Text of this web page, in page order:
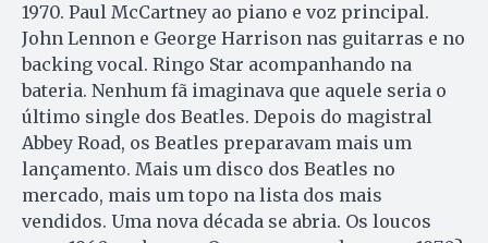
1970. Paul McCartney ao piano e voz principal.
John Lennon e George Harrison nas guitarras e no
backing vocal. Ringo Star acompanhando na
bateria. Nenhum fã imaginava que aquele seria o
último single dos Beatles. Depois do magistral
Abbey Road, os Beatles preparavam mais um
lançamento. Mais um disco dos Beatles no
mercado, mais um topo na lista dos mais
vendidos. Uma nova década se abria. Os loucos